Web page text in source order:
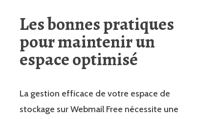
Les bonnes pratiques
pour maintenir un
espace optimisé
La gestion efficace de votre espace de
stockage sur Webmail Free nécessite une